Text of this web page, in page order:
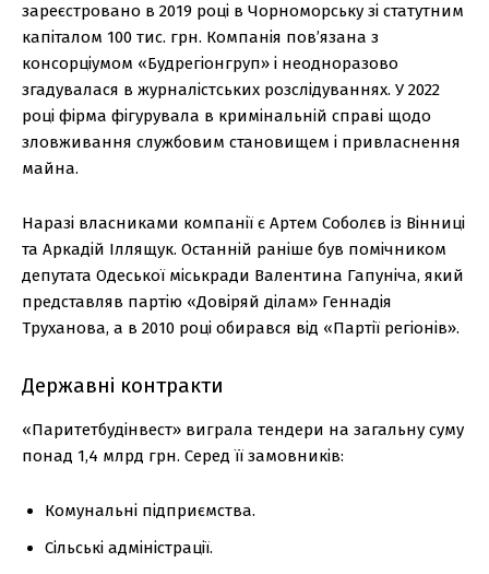
зареєстровано в 2019 році в Чорноморську зі статутним
капіталом 100 тис. грн. Компанія пов’язана з
консорціумом «Будрегіонгруп» і неодноразово
згадувалася в журналістських розслідуваннях. У 2022
році фірма фігурувала в кримінальній справі щодо
зловживання службовим становищем і привласнення
майна.
Наразі власниками компанії є Артем Соболєв із Вінниці
та Аркадій Іллящук. Останній раніше був помічником
депутата Одеської міськради Валентина Гапуніча, який
представляв партію «Довіряй ділам» Геннадія
Труханова, а в 2010 році обирався від «Партії регіонів».
Державні контракти
«Паритетбудінвест» виграла тендери на загальну суму
понад 1,4 млрд грн. Серед її замовників:
Комунальні підприємства.
Сільські адміністрації.